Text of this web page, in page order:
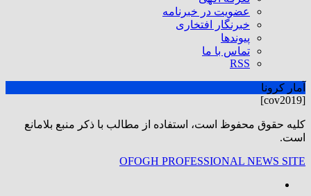
عضویت در خبرنامه
خبرنگار افتخاری
پیوندها
تماس با ما
RSS
آمار کرونا
[cov2019]
كليه حقوق محفوظ است، استفاده از مطالب با ذكر منبع بلامانع
است.
OFOGH PROFESSIONAL NEWS SITE